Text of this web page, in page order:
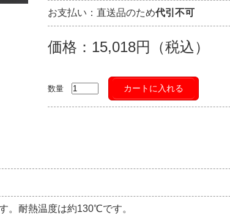
お支払い：直送品のため代引不可
価格：15,018円（税込）
数量 カートに入れる
。耐熱温度は約130℃です。